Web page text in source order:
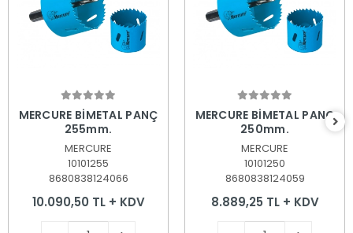
Sepete Ekle
MERCURE BİMETAL PANÇ
255mm.
MERCURE
10101255
8680838124066
10.090,50 TL + KDV
Sepete Ekle
MERCURE BİMETAL PANÇ
250mm.
MERCURE
10101250
8680838124059
8.889,25 TL + KDV